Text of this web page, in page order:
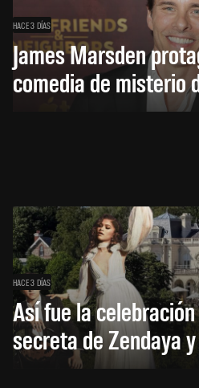
HACE 3 DÍAS
James Marsden
comedia de misterio
HACE 3 DÍAS
Así fue la
secreta de Zendaya